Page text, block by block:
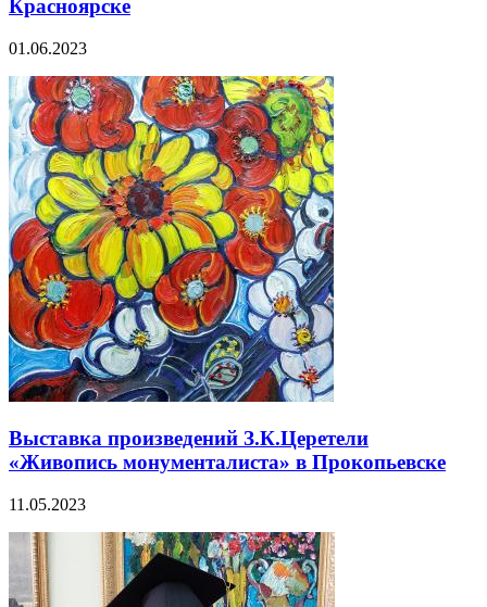
Красноярске
01.06.2023
Выставка произведений З.К.Церетели
«Живопись монументалиста» в Прокопьевске
11.05.2023